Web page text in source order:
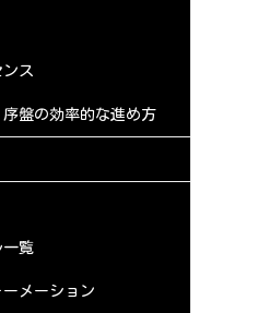
ス
盤の効率的な進め方
一覧
メーション